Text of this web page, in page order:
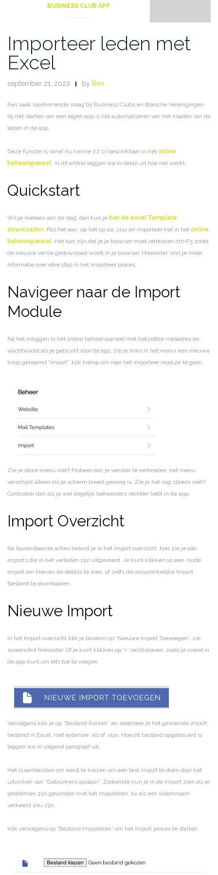
BUSINESS CLUB APP
Importeer leden met
Excel
september 21, 2022 by Ben
Een vaak voorkomende vraag bij Business Clubs en Branche Verenigingen
bij het starten van een eigen app is het automatiseren van het inladen van de
leden in de app.
Deze functie is vanaf nu (versie 7.2.0) beschikbaar in het online
beheerspaneel. In dit artikel leggen we in detail uit hoe het werkt.
Quickstart
Wil je meteen aan de slag, dan kun je hier de excel Template
downloaden. Pas het aan, sla het op als .xlsx en importeer het in het online
beheerspaneel. Het kan zijn dat je je browser moet refreshen ctrl+F5 zodat
de nieuwe versie gedownload wordt in je browser. Hieronder vind je meer
informatie over elke stap in het importeer proces.
Navigeer naar de Import
Module
Na het inloggen in het online beheerspaneel met hetzelfde mailadres en
wachtwoord als je gebruikt voor de app, zie je links in het menu een nieuwe
knop genaamd “import”, klik hierop om naar het importeer module te gaan.
Zie je deze menu niet? Probeer dan je venster te verbreden, het menu
verschijnt alleen als je scherm breed genoeg is. Zie je het nog steeds niet?
Controleer dan als je wel degelijk beheerders rechten hebt in de app.
Import Overzicht
Na bovenstaande acties beland je in het import overzicht, hier zie je alle
import’s die in het verleden zijn uitgevoerd. Je kunt klikken op een ‘oude’
import om hiervan de details te zien, of zelfs de oorspronkelijke Import
Bestand te downloaden.
Nieuwe Import
In het Import overzicht klik je bovenin op “Nieuwe Import Toevoegen”, zie
screenshot hieronder. Of je kunt klikken op “+” rechtsboven, zoals je overal in
de app kunt om iets toe te voegen.
Vervolgens klik je op “Bestand Kiezen” en selecteer je het gewenste import
bestand in Excel, met extensie .xls of .xlsx. Hoe dit bestand opgebouwd is
leggen we in volgend paragraaf uit.
Het is aanbevolen om eerst te kiezen om een test import te doen door het
uitvinken van “Gebruikers opslaan”. Zodoende kun je in de import zien als er
problemen zijn gevonden met het importeren, bv als een kolomnaam
verkeerd zou zijn.
Klik vervolgens op “Bestand Importeren” om het import proces te starten.